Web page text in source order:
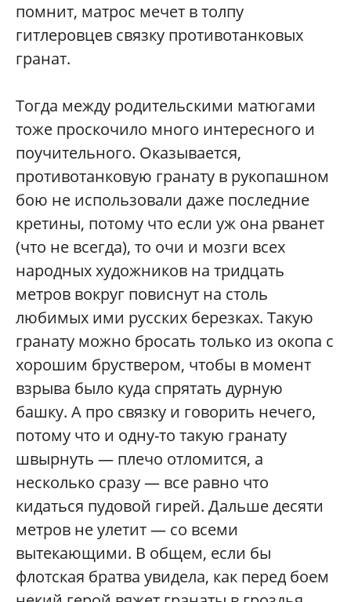
помнит, матрос мечет в толпу
гитлеровцев связку противотанковых
гранат.
Тогда между родительскими матюгами
тоже проскочило много интересного и
поучительного. Оказывается,
противотанковую гранату в рукопашном
бою не использовали даже последние
кретины, потому что если уж она рванет
(что не всегда), то очи и мозги всех
народных художников на тридцать
метров вокруг повиснут на столь
любимых ими русских березках. Такую
гранату можно бросать только из окопа с
хорошим бруствером, чтобы в момент
взрыва было куда спрятать дурную
башку. А про связку и говорить нечего,
потому что и одну-то такую гранату
швырнуть — плечо отломится, а
несколько сразу — все равно что
кидаться пудовой гирей. Дальше десяти
метров не улетит — со всеми
вытекающими. В общем, если бы
флотская братва увидела, как перед боем